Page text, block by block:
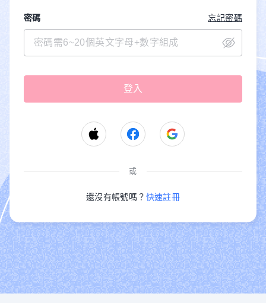
密碼 忘記密碼
或
還沒有帳號嗎？ 快速註冊